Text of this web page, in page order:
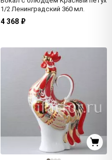
1/2 Ленинградский 360 мл.
4 368 ₽